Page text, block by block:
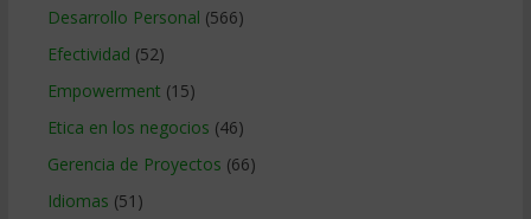
Desarrollo Personal (566)
Efectividad (52)
Empowerment (15)
Etica en los negocios (46)
Gerencia de Proyectos (66)
Idiomas (51)